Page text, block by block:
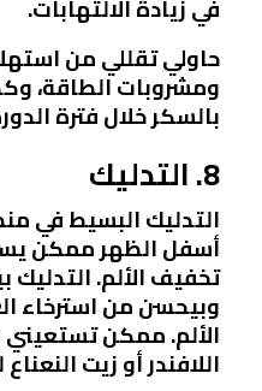
في زيادة الالتهابات.
حاولي تقللي من
ومشروبات الطاقة،
بالسكر خلال فترة
8. التدليك
التدليك البسيط في
أسفل الظهر ممكن
تخفيف الألم. التدليك
وبيحسن من استرخاء
الألم. ممكن
اللافندر أو زيت